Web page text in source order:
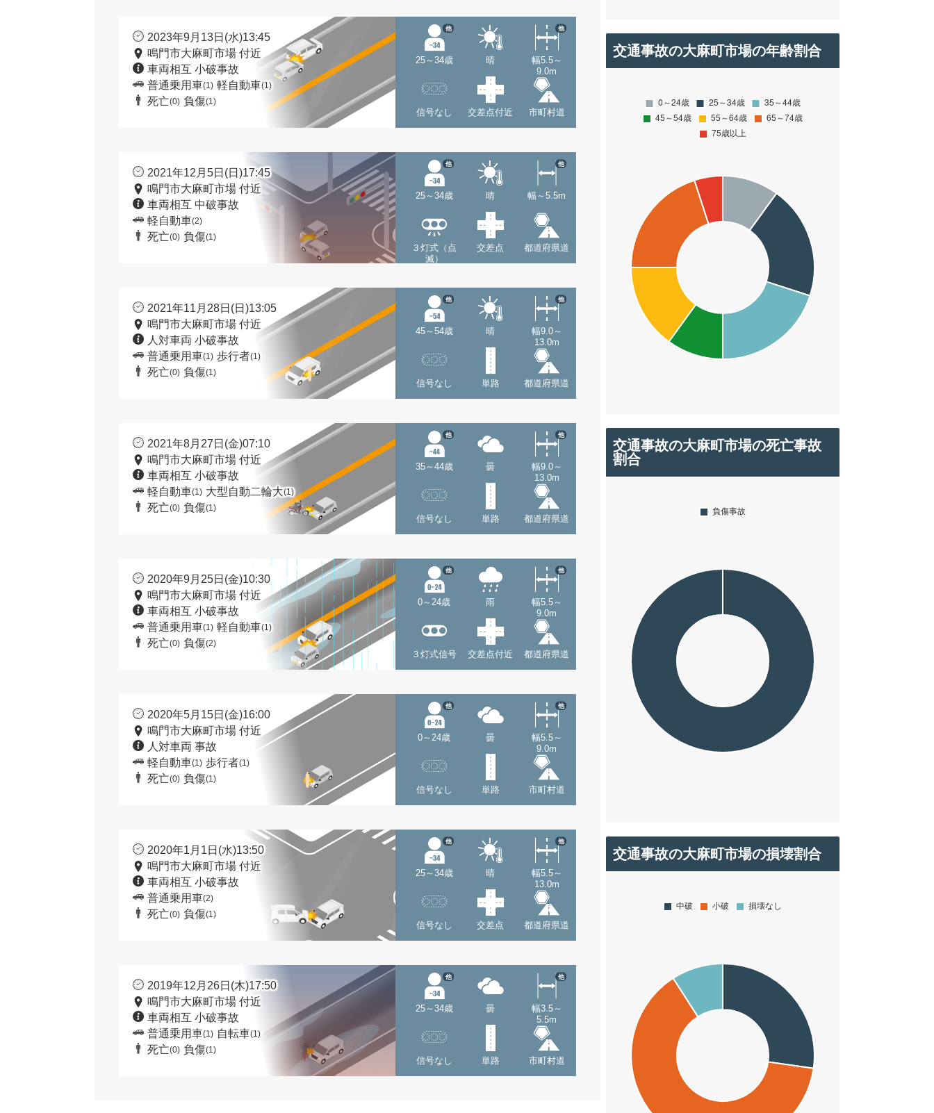
2023年9月13日(水)13:45
鳴門市大麻町市場 付近
車両相互 小破事故
普通乗用車(1) 軽自動車(1)
死亡(0) 負傷(1)
25～34歳
他
晴
幅5.5～
9.0m
他
信号なし 交差点付近 市町村道
2021年12月5日(日)17:45
鳴門市大麻町市場 付近
車両相互 中破事故
軽自動車(2)
死亡(0) 負傷(1)
25～34歳
他
晴 幅～5.5m
他
３灯式（点
滅）
交差点 都道府県道
2021年11月28日(日)13:05
鳴門市大麻町市場 付近
人対車両 小破事故
普通乗用車(1) 歩行者(1)
死亡(0) 負傷(1)
45～54歳
他
晴
幅9.0～
13.0m
他
信号なし 単路 都道府県道
2021年8月27日(金)07:10
鳴門市大麻町市場 付近
車両相互 小破事故
軽自動車(1) 大型自動二輪大(1)
死亡(0) 負傷(1)
35～44歳
他
曇
幅9.0～
13.0m
他
信号なし 単路 都道府県道
2020年9月25日(金)10:30
鳴門市大麻町市場 付近
車両相互 小破事故
普通乗用車(1) 軽自動車(1)
死亡(0) 負傷(2)
0～24歳
他
雨
幅5.5～
9.0m
他
３灯式信号 交差点付近 都道府県道
2020年5月15日(金)16:00
鳴門市大麻町市場 付近
人対車両 事故
軽自動車(1) 歩行者(1)
死亡(0) 負傷(1)
0～24歳
他
曇
幅5.5～
9.0m
他
信号なし 単路 市町村道
2020年1月1日(水)13:50
鳴門市大麻町市場 付近
車両相互 小破事故
普通乗用車(2)
死亡(0) 負傷(1)
25～34歳
他
晴
幅5.5～
13.0m
他
信号なし 交差点 都道府県道
2019年12月26日(木)17:50
鳴門市大麻町市場 付近
車両相互 小破事故
普通乗用車(1) 自転車(1)
死亡(0) 負傷(1)
25～34歳
他
曇
幅3.5～
5.5m
他
信号なし 単路 市町村道
交通事故の大麻町市場の年齢割合
交通事故の大麻町市場の死亡事故
割合
交通事故の大麻町市場の損壊割合